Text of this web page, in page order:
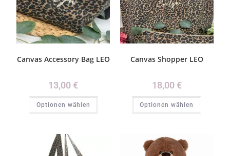
Canvas Accessory Bag LEO
13,00 €
Optionen wählen
Canvas Shopper LEO
18,00 €
Optionen wählen